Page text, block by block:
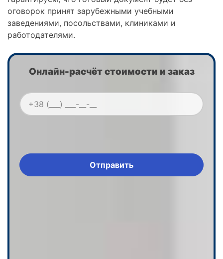
оговорок принят зарубежными учебными
заведениями, посольствами, клиниками и
работодателями.
Онлайн-расчёт стоимости и заказ